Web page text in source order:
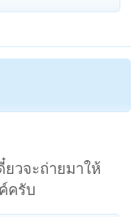
วจะถ่ายมาให้
ครับ